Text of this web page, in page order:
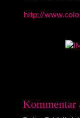
http://
Kommentar